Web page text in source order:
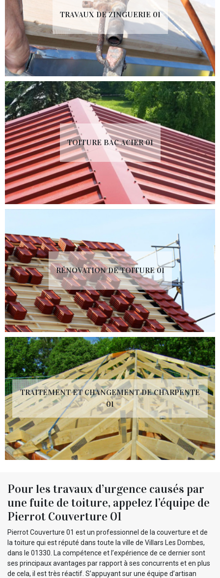
TRAVAUX DE ZINGUERIE 01
TOITURE BAC ACIER 01
RÉNOVATION DE TOITURE 01
TRAITEMENT ET CHANGEMENT DE CHARPENTE
01
Pour les travaux d’urgence causés par
une fuite de toiture, appelez l’équipe de
Pierrot Couverture 01
Pierrot Couverture 01 est un professionnel de la couverture et de
la toiture qui est réputé dans toute la ville de Villars Les Dombes,
dans le 01330. La compétence et l’expérience de ce dernier sont
ses principaux avantages par rapport à ses concurrents et en plus
de cela, il est très réactif. S’appuyant sur une équipe d’artisan